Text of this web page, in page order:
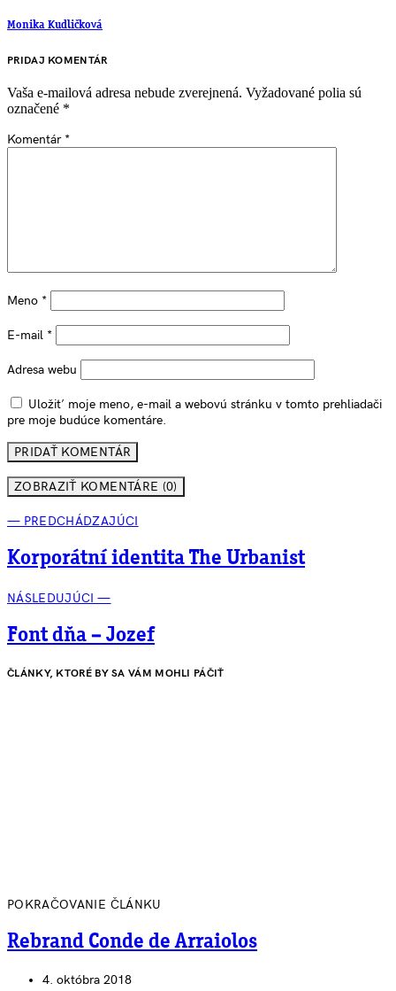
Monika Kudličková
PRIDAJ KOMENTÁR
Vaša e-mailová adresa nebude zverejnená. Vyžadované polia sú
označené *
Komentár *
Meno *
E-mail *
Adresa webu
Uložiť moje meno, e-mail a webovú stránku v tomto prehliadači
pre moje budúce komentáre.
ZOBRAZIŤ KOMENTÁRE (0)
— PREDCHÁDZAJÚCI
Korporátní identita The Urbanist
NÁSLEDUJÚCI —
Font dňa – Jozef
ČLÁNKY, KTORÉ BY SA VÁM MOHLI PÁČIŤ
POKRAČOVANIE ČLÁNKU
Rebrand Conde de Arraiolos
4. októbra 2018